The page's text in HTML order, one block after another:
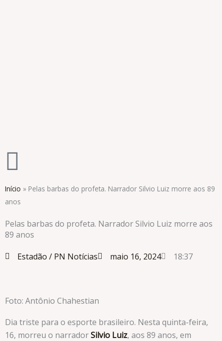
Início » Pelas barbas do profeta. Narrador Silvio Luiz morre aos 89
anos
Pelas barbas do profeta. Narrador Silvio Luiz morre aos
89 anos
Estadão / PN Notícias maio 16, 2024 18:37
Foto: Antônio Chahestian
Dia triste para o esporte brasileiro. Nesta quinta-feira,
16, morreu o narradorSilvio Luiz, aos 89 anos, em